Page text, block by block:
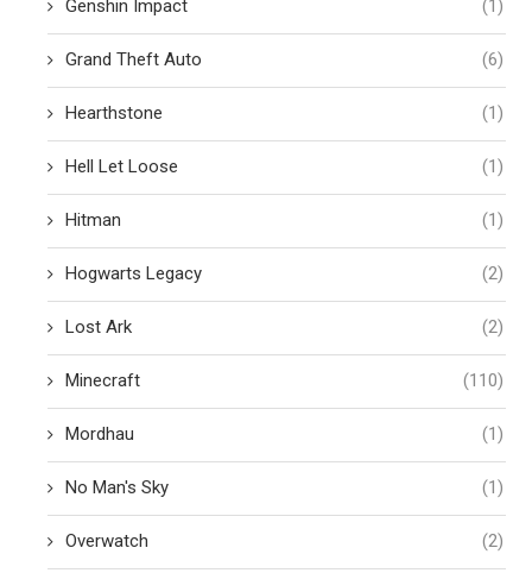
Genshin Impact (1)
Grand Theft Auto (6)
Hearthstone (1)
Hell Let Loose (1)
Hitman (1)
Hogwarts Legacy (2)
Lost Ark (2)
Minecraft (110)
Mordhau (1)
No Man's Sky (1)
Overwatch (2)